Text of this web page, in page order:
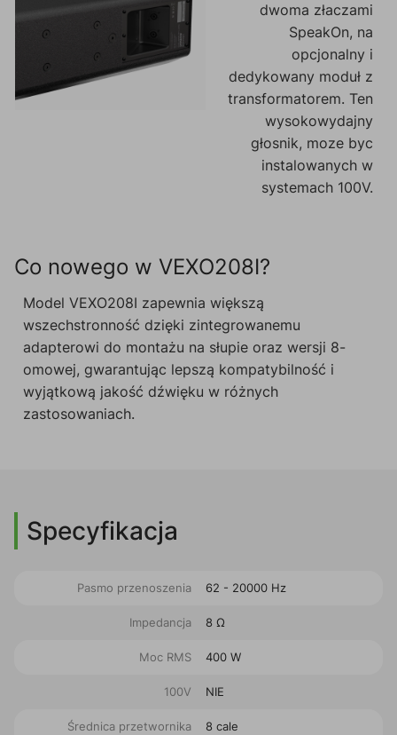
dwoma złaczami
SpeakOn, na
opcjonalny i
dedykowany moduł z
transformatorem. Ten
wysokowydajny
głosnik, moze byc
instalowanych w
systemach 100V.
Co nowego w VEXO208I?
Model VEXO208I zapewnia większą
wszechstronność dzięki zintegrowanemu
adapterowi do montażu na słupie oraz wersji 8-
omowej, gwarantując lepszą kompatybilność i
wyjątkową jakość dźwięku w różnych
zastosowaniach.
Specyfikacja
Pasmo przenoszenia 62 - 20000 Hz
Impedancja 8 Ω
Moc RMS 400 W
100V NIE
Średnica przetwornika
8 cale